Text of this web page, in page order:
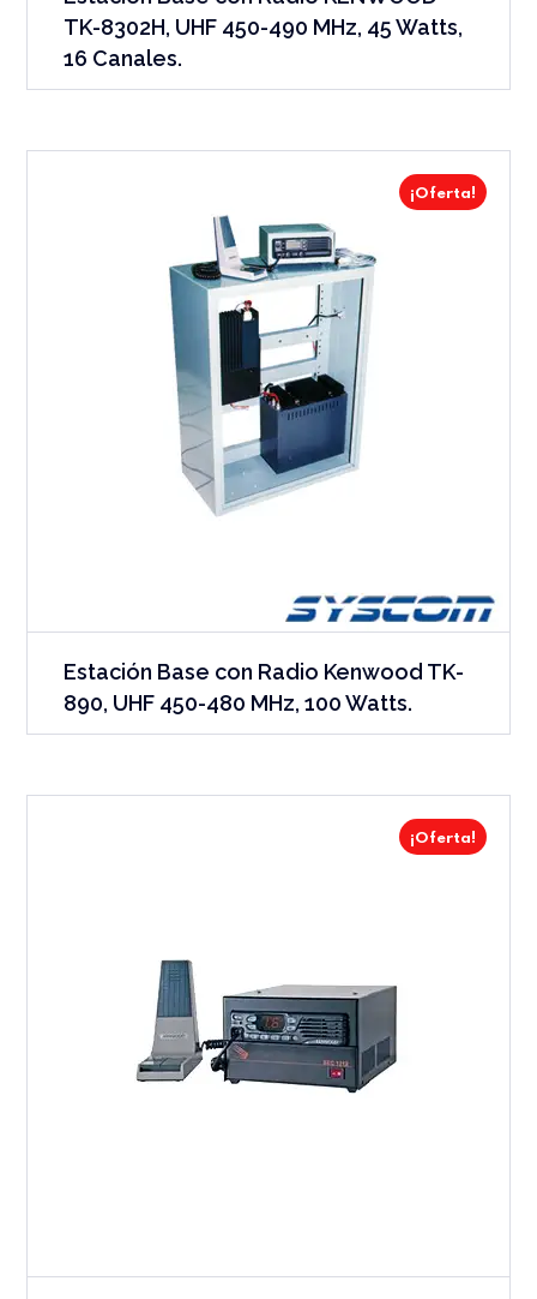
TK-8302H, UHF 450-490 MHz, 45 Watts,
16 Canales.
¡Oferta!
Estación Base con Radio Kenwood TK-
890, UHF 450-480 MHz, 100 Watts.
¡Oferta!